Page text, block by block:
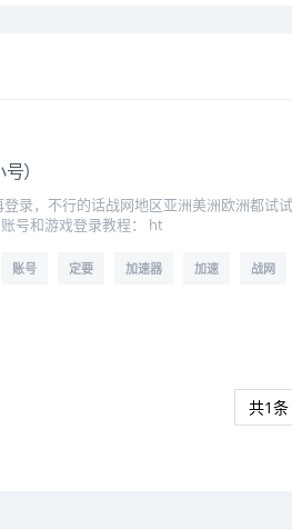
）
录，不行的话战网地区亚洲美洲欧洲都试
号和游戏登录教程： ht
账号 定要 加速器 加速 战网
共1条